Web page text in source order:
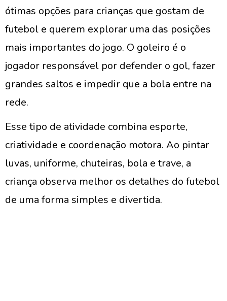
ótimas opções para crianças que gostam de
futebol e querem explorar uma das posições
mais importantes do jogo. O goleiro é o
jogador responsável por defender o gol, fazer
grandes saltos e impedir que a bola entre na
rede.
Esse tipo de atividade combina esporte,
criatividade e coordenação motora. Ao pintar
luvas, uniforme, chuteiras, bola e trave, a
criança observa melhor os detalhes do futebol
de uma forma simples e divertida.